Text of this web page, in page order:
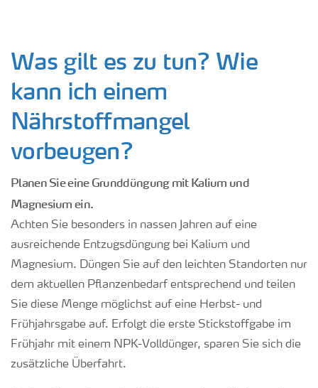
Was gilt es zu tun? Wie
kann ich einem
Nährstoffmangel
vorbeugen?
Planen Sie eine Grunddüngung mit Kalium und
Magnesium ein.
Achten Sie besonders in nassen Jahren auf eine
ausreichende Entzugsdüngung bei Kalium und
Magnesium. Düngen Sie auf den leichten Standorten nur
dem aktuellen Pflanzenbedarf entsprechend und teilen
Sie diese Menge möglichst auf eine Herbst- und
Frühjahrsgabe auf. Erfolgt die erste Stickstoffgabe im
Frühjahr mit einem NPK-Volldünger, sparen Sie sich die
zusätzliche Überfahrt.